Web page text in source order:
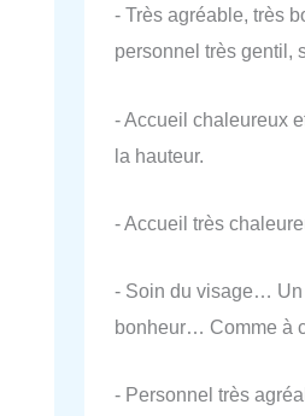
- Très agréable, très
personnel très gentil,
- Accueil chaleureux
la hauteur.
- Accueil très
- Soin du visage… Un
bonheur… Comme à
- Personnel très